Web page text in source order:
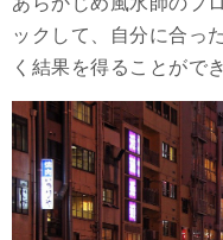
ックして、自分に合っ
く結果を得ることがで